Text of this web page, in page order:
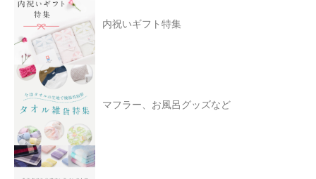
内祝いギフト特集
マフラー、お風呂グッズなど